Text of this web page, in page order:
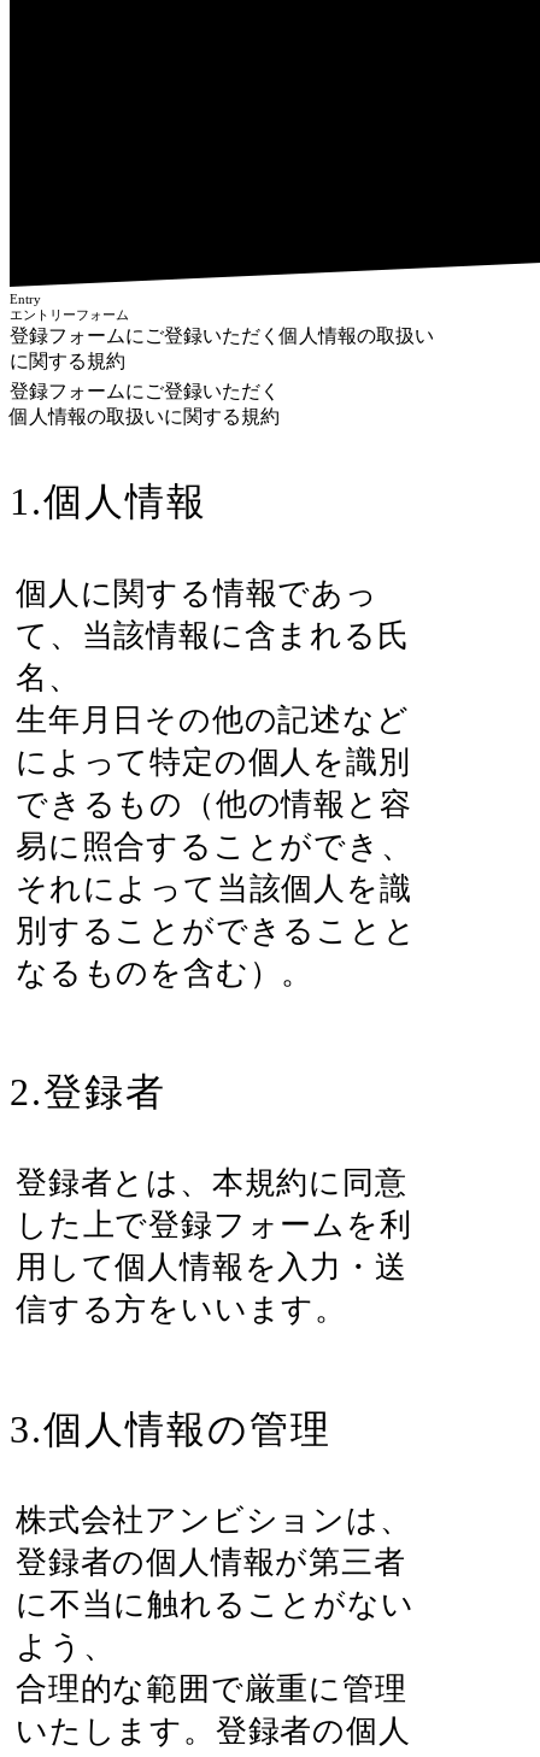
Entry
エントリーフォーム
登録フォームにご登録いただく個人情報の取扱い
に関する規約
登録フォームにご登録いただく
個人情報の取扱いに関する規約
1.個人情報
個人に関する情報であっ
て、当該情報に含まれる氏
名、
生年月日その他の記述など
によって特定の個人を識別
できるもの（他の情報と容
易に照合することができ、
それによって当該個人を識
別することができることと
なるものを含む）。
2.登録者
登録者とは、本規約に同意
した上で登録フォームを利
用して個人情報を入力・送
信する方をいいます。
3.個人情報の管理
株式会社アンビションは、
登録者の個人情報が第三者
に不当に触れることがない
よう、
合理的な範囲で厳重に管理
いたします。登録者の個人